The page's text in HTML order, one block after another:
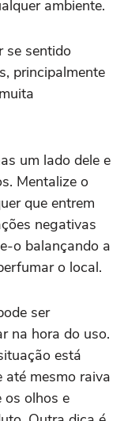
ambiente.
se sentido
principalmente
um lado dele e
Mentalize o
que entrem
negativas
o balançando a
o local.
ser
na hora do uso.
está
até mesmo raiva
os olhos e